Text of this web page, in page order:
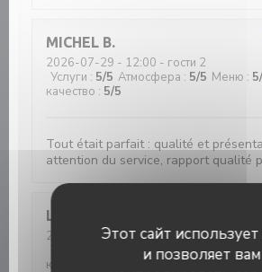
Этот сайт использует
и позволяет вам
MICHEL B
2026-07-29 - 12:00 - гости 2
Услуги : 5/5 Атмосфера : 5/5 Меню : 5
качество : 5/5
Tout était parfait : qualité et
attention du service, rapport qualité
Louis
2026-07-28- 19:30 - гости 2
Атмосфера: 5/5 Меню:5/5
качество